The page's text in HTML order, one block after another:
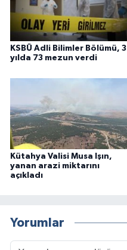
KSBÜ Adli Bilimler Bölümü, 3
yılda 73 mezun verdi
Kütahya Valisi Musa Işın,
yanan arazi miktarını
açıkladı
Yorumlar